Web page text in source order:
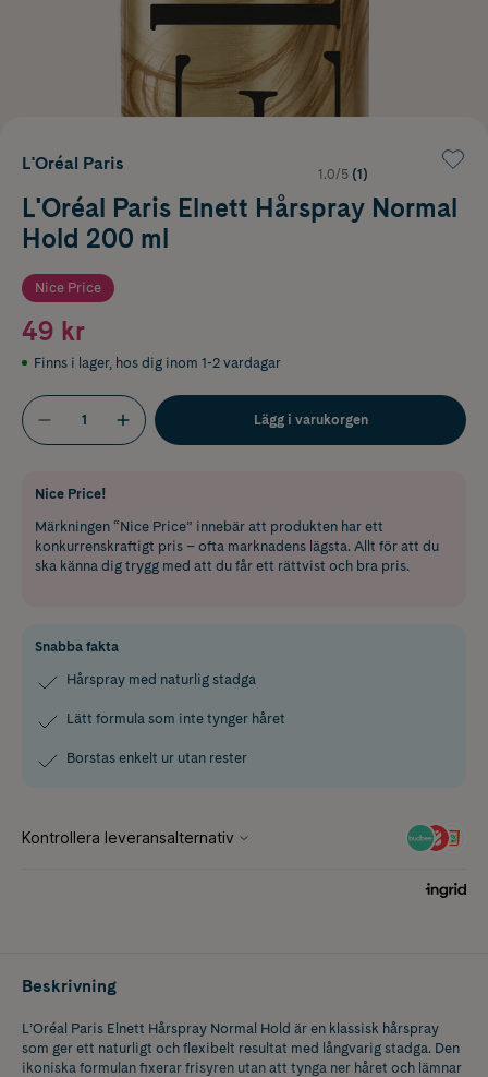
L'Oréal Paris
1.0/5 (1)
L'Oréal Paris Elnett Hårspray Normal
Hold 200 ml
Nice Price
49 kr
Finns i lager, hos dig inom 1-2 vardagar
Lägg i varukorgen
Nice Price!
Märkningen “Nice Price” innebär att produkten har ett
konkurrenskraftigt pris – ofta marknadens lägsta. Allt för att du
ska känna dig trygg med att du får ett rättvist och bra pris.
Snabba fakta
Hårspray med naturlig stadga
Lätt formula som inte tynger håret
Borstas enkelt ur utan rester
Beskrivning
L’Oréal Paris Elnett Hårspray Normal Hold är en klassisk hårspray
som ger ett naturligt och flexibelt resultat med långvarig stadga. Den
ikoniska formulan fixerar frisyren utan att tynga ner håret och lämnar